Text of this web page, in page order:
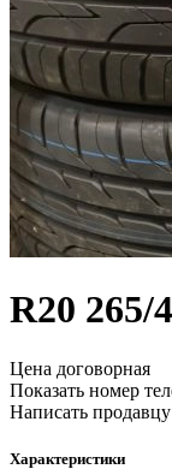
R20 265/
Цена договорная
Показать номер
Написать продавцу
Характеристики